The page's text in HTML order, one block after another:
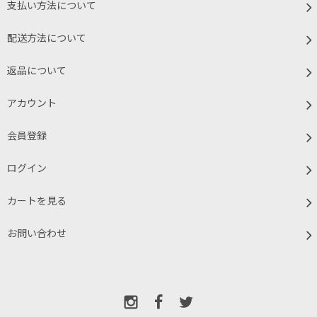
支払い方法について
配送方法について
返品について
アカウント
会員登録
ログイン
カートを見る
お問い合わせ